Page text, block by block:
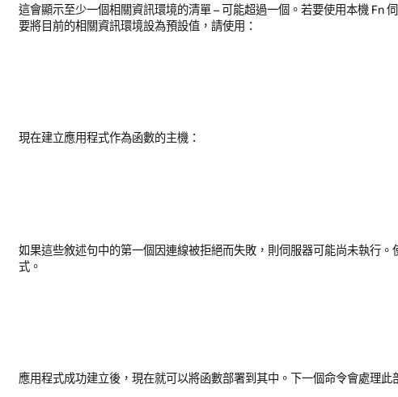
這會顯示至少一個相關資訊環境的清單 – 可能超過一個。若要使用本機 Fn
要將目前的相關資訊環境設為預設值，請使用：
現在建立應用程式作為函數的主機：
如果這些敘述句中的第一個因連線被拒絕而失敗，則伺服器可能尚未執行
式。
應用程式成功建立後，現在就可以將函數部署到其中。下一個命令會處理